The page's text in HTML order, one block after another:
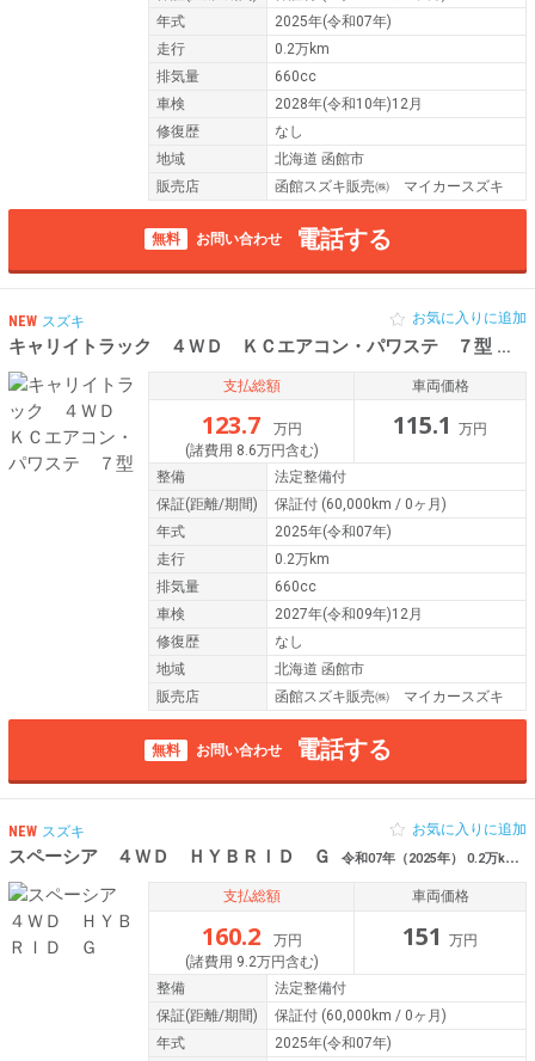
年式
2025年(令和07年)
走行
0.2万km
排気量
660cc
車検
2028年(令和10年)12月
修復歴
なし
地域
北海道 函館市
販売店
函館スズキ販売㈱ マイカースズキ
無料 お問い合わせ 電話する
NEW スズキ
キャリイトラック ４ＷＤ ＫＣエアコン・パワステ ７型 令和
お気に入りに追加
支払総額
123.7
万円
(諸費用 8.6万円含む)
車両価格
115.1 万円
整備
法定整備付
保証(距離/期間) 保証付 (60,000km / 0ヶ月)
年式
2025年(令和07年)
走行
0.2万km
排気量
660cc
車検
2027年(令和09年)12月
修復歴
なし
地域
北海道 函館市
販売店
函館スズキ販売㈱ マイカースズキ
無料 お問い合わせ 電話する
NEW スズキ
スペーシア ４ＷＤ ＨＹＢＲＩＤ Ｇ 令和07年（2025年） 0.2万km 北海道函館市
お気に入りに追加
支払総額
160.2
万円
(諸費用 9.2万円含む)
車両価格
151 万円
整備
法定整備付
保証(距離/期間) 保証付 (60,000km / 0ヶ月)
年式
2025年(令和07年)